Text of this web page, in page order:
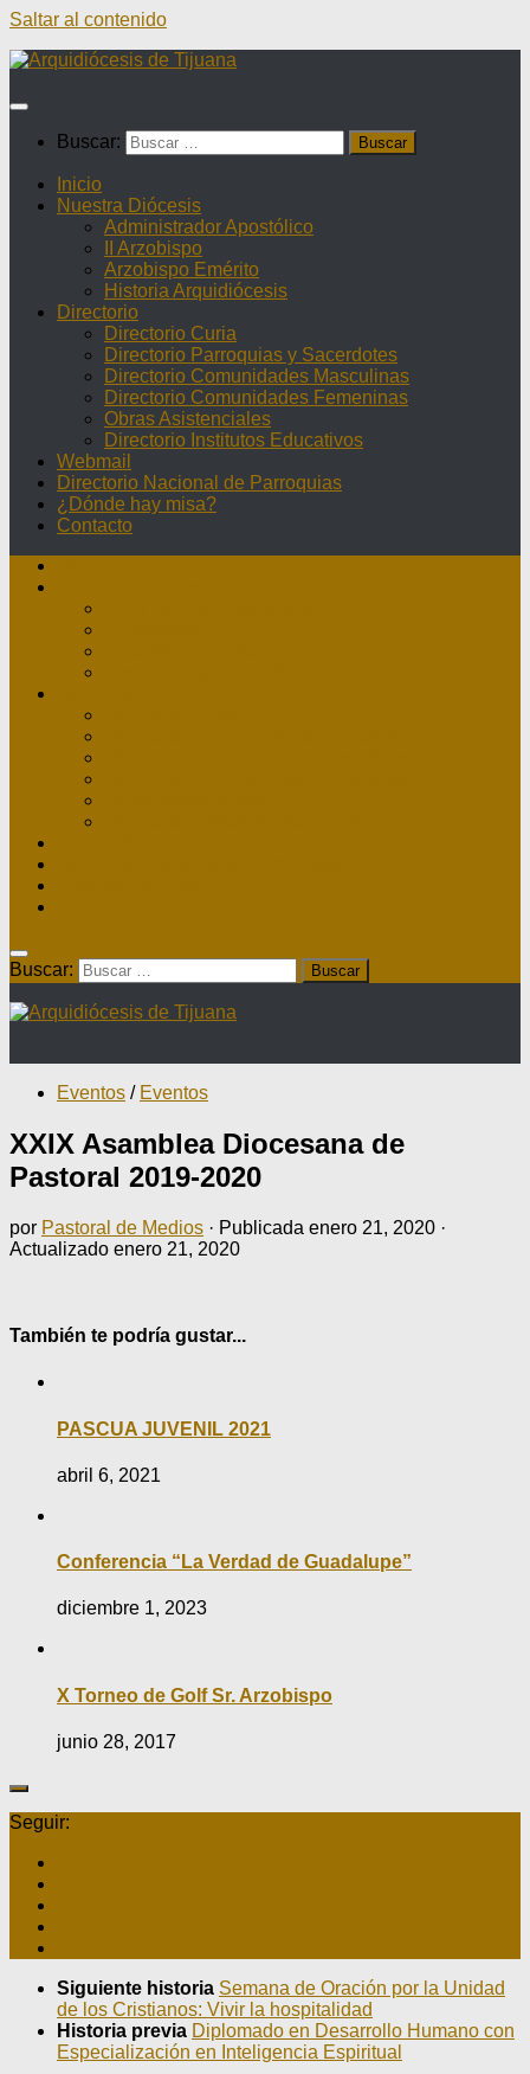
Saltar al contenido
Buscar:
Inicio
Nuestra Diócesis
Administrador Apostólico
II Arzobispo
Arzobispo Emérito
Historia Arquidiócesis
Directorio
Directorio Curia
Directorio Parroquias y Sacerdotes
Directorio Comunidades Masculinas
Directorio Comunidades Femeninas
Obras Asistenciales
Directorio Institutos Educativos
Webmail
Directorio Nacional de Parroquias
¿Dónde hay misa?
Contacto
Buscar:
Eventos / Eventos
XXIX Asamblea Diocesana de
Pastoral 2019-2020
por Pastoral de Medios · Publicada enero 21, 2020 ·
Actualizado enero 21, 2020
También te podría gustar...
PASCUA JUVENIL 2021
abril 6, 2021
Conferencia “La Verdad de Guadalupe”
diciembre 1, 2023
X Torneo de Golf Sr. Arzobispo
junio 28, 2017
Seguir:
Siguiente historia Semana de Oración por la Unidad
de los Cristianos: Vivir la hospitalidad
Historia previa Diplomado en Desarrollo Humano con
Especialización en Inteligencia Espiritual